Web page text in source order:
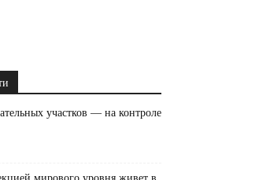
участков — на контроле